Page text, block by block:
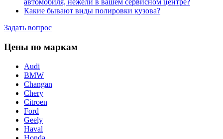
автомобиля, нежели в вашем сервисном центре?
Какие бывают виды полировки кузова?
Задать вопрос
Цены по маркам
Audi
BMW
Changan
Chery
Citroen
Ford
Geely
Haval